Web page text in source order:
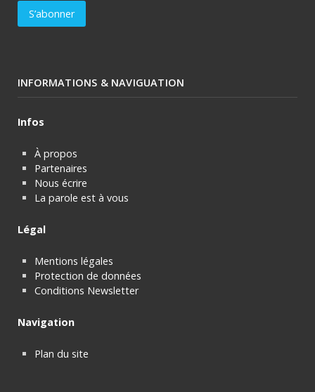
INFORMATIONS & NAVIGUATION
Infos
À propos
Partenaires
Nous écrire
La parole est à vous
Légal
Mentions légales
Protection de données
Conditions Newsletter
Navigation
Plan du site